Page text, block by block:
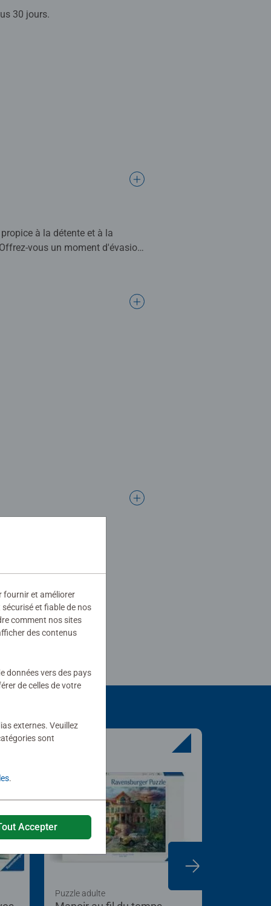
30 jours.
à la détente et à la
vous un moment d'évasion
bon moment en famille. La
Puzzle adulte
fournir et améliorer
et fiable de nos
comment nos sites
des contenus
données vers des pays
de celles de votre
externes. Veuillez
sont
.
Accepter